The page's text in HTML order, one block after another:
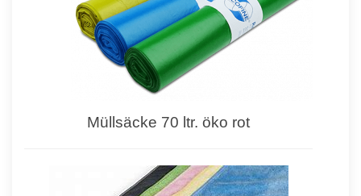
Müllsäcke 70 ltr. öko rot